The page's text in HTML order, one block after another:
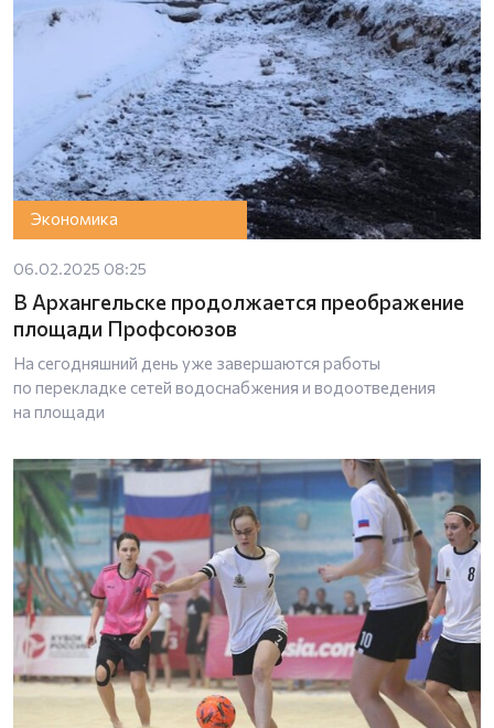
Экономика
06.02.2025 08:25
В Архангельске продолжается преображение
площади Профсоюзов
На сегодняшний день уже завершаются работы
по перекладке сетей водоснабжения и водоотведения
на площади